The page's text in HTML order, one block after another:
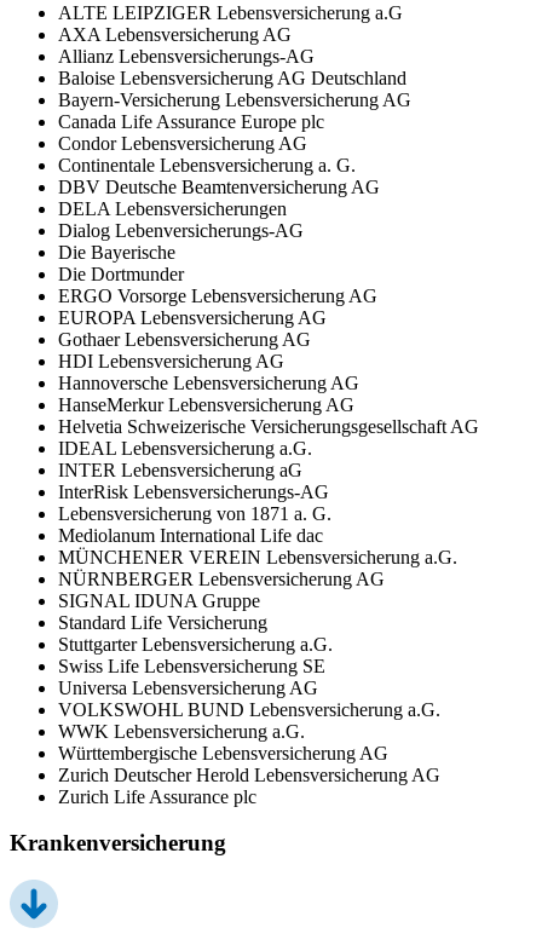
ALTE LEIPZIGER Lebensversicherung a.G
AXA Lebensversicherung AG
Allianz Lebensversicherungs-AG
Baloise Lebensversicherung AG Deutschland
Bayern-Versicherung Lebensversicherung AG
Canada Life Assurance Europe plc
Condor Lebensversicherung AG
Continentale Lebensversicherung a. G.
DBV Deutsche Beamtenversicherung AG
DELA Lebensversicherungen
Dialog Lebenversicherungs-AG
Die Bayerische
Die Dortmunder
ERGO Vorsorge Lebensversicherung AG
EUROPA Lebensversicherung AG
Gothaer Lebensversicherung AG
HDI Lebensversicherung AG
Hannoversche Lebensversicherung AG
HanseMerkur Lebensversicherung AG
Helvetia Schweizerische Versicherungsgesellschaft AG
IDEAL Lebensversicherung a.G.
INTER Lebensversicherung aG
InterRisk Lebensversicherungs-AG
Lebensversicherung von 1871 a. G.
Mediolanum International Life dac
MÜNCHENER VEREIN Lebensversicherung a.G.
NÜRNBERGER Lebensversicherung AG
SIGNAL IDUNA Gruppe
Standard Life Versicherung
Stuttgarter Lebensversicherung a.G.
Swiss Life Lebensversicherung SE
Universa Lebensversicherung AG
VOLKSWOHL BUND Lebensversicherung a.G.
WWK Lebensversicherung a.G.
Württembergische Lebensversicherung AG
Zurich Deutscher Herold Lebensversicherung AG
Zurich Life Assurance plc
Krankenversicherung